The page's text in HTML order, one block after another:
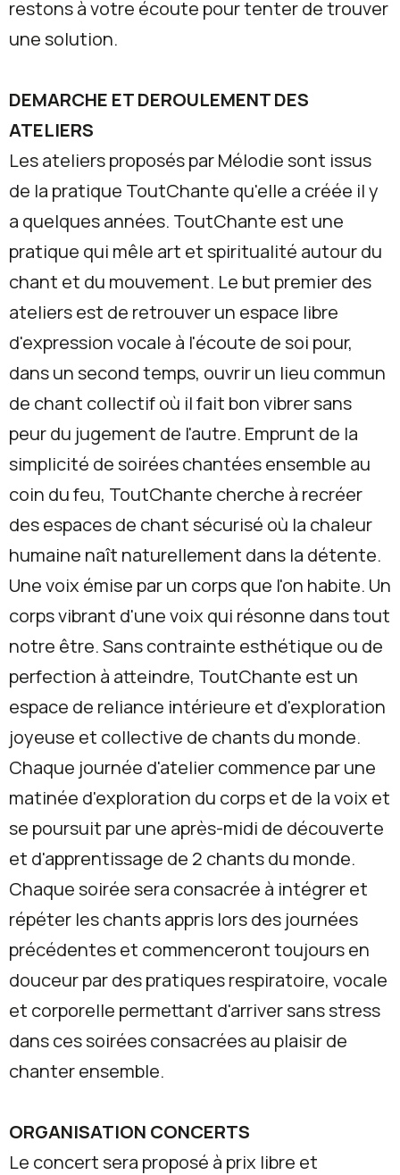
restons à votre écoute pour tenter de trouver
une solution.
DEMARCHE ET DEROULEMENT DES
ATELIERS
Les ateliers proposés par Mélodie sont issus
de la pratique ToutChante qu'elle a créée il y
a quelques années. ToutChante est une
pratique qui mêle art et spiritualité autour du
chant et du mouvement. Le but premier des
ateliers est de retrouver un espace libre
d'expression vocale à l'écoute de soi pour,
dans un second temps, ouvrir un lieu commun
de chant collectif où il fait bon vibrer sans
peur du jugement de l'autre. Emprunt de la
simplicité de soirées chantées ensemble au
coin du feu, ToutChante cherche à recréer
des espaces de chant sécurisé où la chaleur
humaine naît naturellement dans la détente.
Une voix émise par un corps que l'on habite. Un
corps vibrant d'une voix qui résonne dans tout
notre être. Sans contrainte esthétique ou de
perfection à atteindre, ToutChante est un
espace de reliance intérieure et d'exploration
joyeuse et collective de chants du monde.
Chaque journée d'atelier commence par une
matinée d'exploration du corps et de la voix et
se poursuit par une après-midi de découverte
et d'apprentissage de 2 chants du monde.
Chaque soirée sera consacrée à intégrer et
répéter les chants appris lors des journées
précédentes et commenceront toujours en
douceur par des pratiques respiratoire, vocale
et corporelle permettant d'arriver sans stress
dans ces soirées consacrées au plaisir de
chanter ensemble.
ORGANISATION CONCERTS
Le concert sera proposé à prix libre et